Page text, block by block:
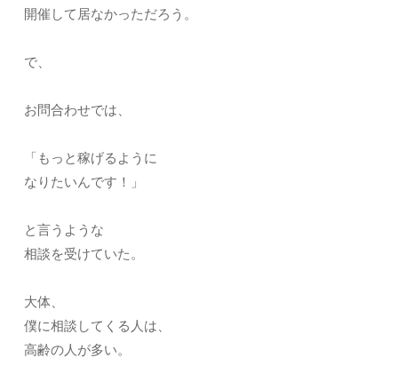
開催して居なかっただろう。
で、
お問合わせでは、
「もっと稼げるように
なりたいんです！」
と言うような
相談を受けていた。
大体、
僕に相談してくる人は、
高齢の人が多い。